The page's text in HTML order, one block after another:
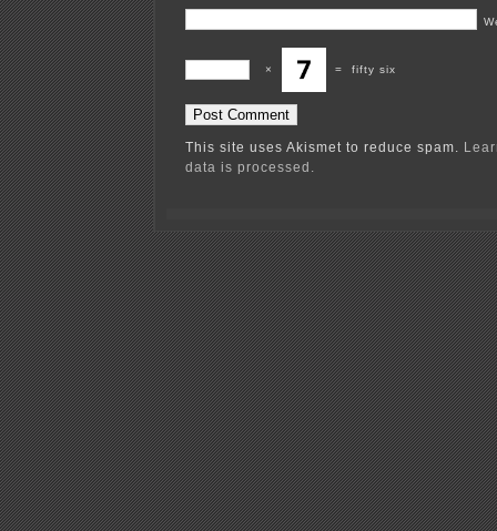
× = fifty six
This site uses Akismet to reduce spam.
data is processed.